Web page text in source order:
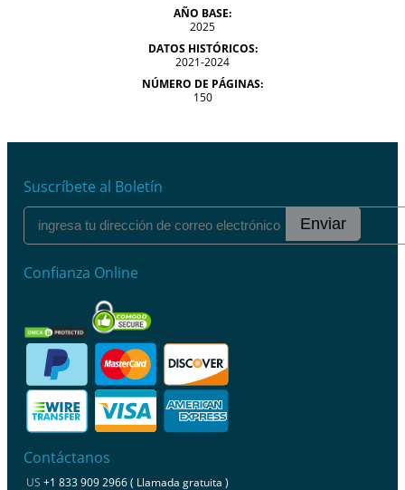
AÑO BASE:
2025
DATOS HISTÓRICOS:
2021-2024
NÚMERO DE PÁGINAS:
150
Suscríbete al Boletín
Enviar
Confianza Online
Contáctanos
US +1 833 909 2966 ( Llamada gratuita )